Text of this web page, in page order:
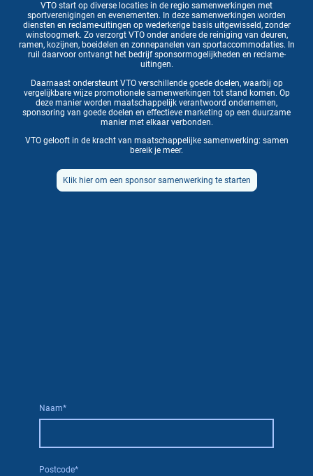
VTO start op diverse locaties in de regio samenwerkingen met
sportverenigingen en evenementen. In deze samenwerkingen worden
diensten en reclame-uitingen op wederkerige basis uitgewisseld, zonder
winstoogmerk. Zo verzorgt VTO onder andere de reiniging van deuren,
ramen, kozijnen, boeidelen en zonnepanelen van sportaccommodaties. In
ruil daarvoor ontvangt het bedrijf sponsormogelijkheden en reclame-
uitingen.
Daarnaast ondersteunt VTO verschillende goede doelen, waarbij op
vergelijkbare wijze promotionele samenwerkingen tot stand komen. Op
deze manier worden maatschappelijk verantwoord ondernemen,
sponsoring van goede doelen en effectieve marketing op een duurzame
manier met elkaar verbonden.
VTO gelooft in de kracht van maatschappelijke samenwerking: samen
bereik je meer.
Klik hier om een sponsor samenwerking te starten
Naam*
Postcode*